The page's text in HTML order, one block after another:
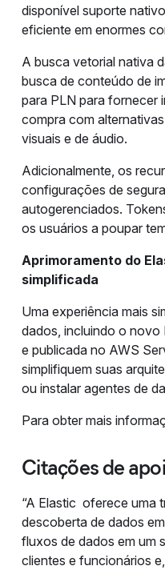
disponível suporte
eficiente em enormes
A busca vetorial nativa
busca de conteúdo de
para PLN para fornecer
compra com
visuais e de áudio.
Adicionalmente, os
configurações de
autogerenciados.
os usuários a poupar
Aprimoramento do
simplificada
Uma experiência mais
dados, incluindo o novo
e publicada no AWS
simplifiquem suas
ou instalar agentes de
Para obter mais
Citações de
“A Elastic oferece uma
descoberta de dados
fluxos de dados em um
clientes e funcionários